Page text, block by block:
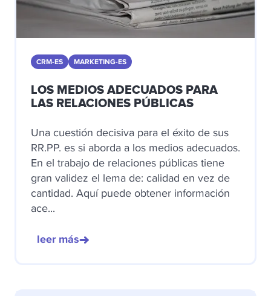
CRM-ES MARKETING-ES
LOS MEDIOS ADECUADOS PARA
LAS RELACIONES PÚBLICAS
Una cuestión decisiva para el éxito de sus
RR.PP. es si aborda a los medios adecuados.
En el trabajo de relaciones públicas tiene
gran validez el lema de: calidad en vez de
cantidad. Aquí puede obtener información
ace...
leer más